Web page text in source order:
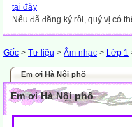
tại đây
Nếu đã đăng ký rồi, quý vị có
Gốc > Tư liệu > Âm nhạc > Lớp 1
Em ơi Hà Nội phố
Em ơi Hà Nội phố